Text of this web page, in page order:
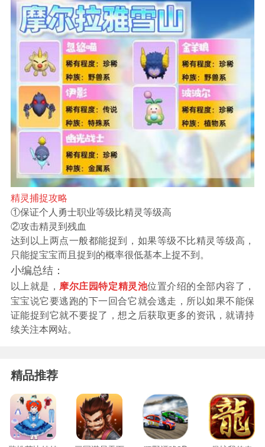
精灵捕捉攻略
①保证个人勇士职业等级比精灵等级高
②攻击精灵到残血
达到以上两点一般都能捉到，如果等级不比精灵等级高，
只能捉宝宝而且捉到的概率很低基本上捉不到。
小编总结：
以上就是， 摩尔庄园特定精灵池位置介绍的全部内容了，
宝宝说它要逃跑的下一回合它就会逃走，所以如果不能保
证能捉到它就不要捉了，想之后获取更多的资讯，就请持
续关注本网站。
精品推荐